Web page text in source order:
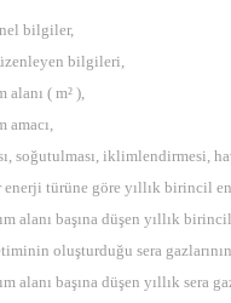
bilgiler,
bilgileri,
alanı ( m² ),
amacı,
soğutulması, iklimlendirmesi,
türüne göre yıllık birincil
alanı başına düşen yıllık
oluşturduğu sera
alanı başına düşen yıllık sera